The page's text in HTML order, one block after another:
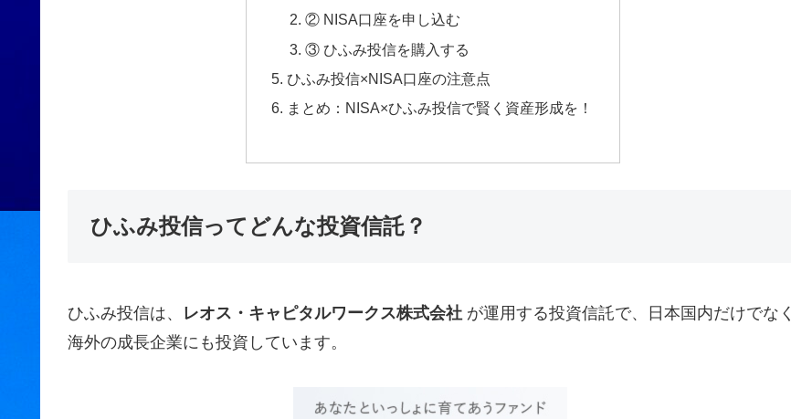
② NISA口座を申し込む
③ ひふみ投信を購入する
ひふみ投信×NISA口座の注意点
まとめ：NISA×ひふみ投信で賢く資産形成を！
ひふみ投信ってどんな投資信託？
ひふみ投信は、 レオス・キャピタルワークス株式会社 が運用する投資信託で、日本国内だけでなく
海外の成長企業にも投資しています。